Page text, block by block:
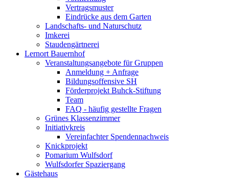
Vertragsmuster
Eindrücke aus dem Garten
Landschafts- und Naturschutz
Imkerei
Staudengärtnerei
Lernort Bauernhof
Veranstaltungsangebote für Gruppen
Anmeldung + Anfrage
Bildungsoffensive SH
Förderprojekt Buhck-Stiftung
Team
FAQ - häufig gestellte Fragen
Grünes Klassenzimmer
Initiativkreis
Vereinfachter Spendennachweis
Knickprojekt
Pomarium Wulfsdorf
Wulfsdorfer Spaziergang
Gästehaus